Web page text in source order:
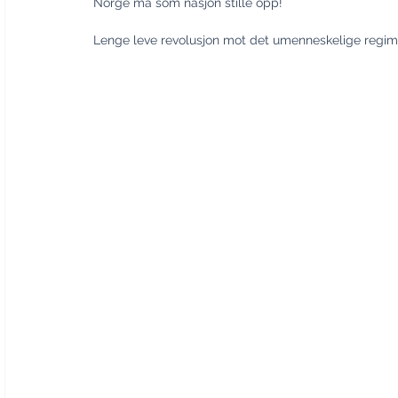
Lenge leve revolusjon mot det umenneskelige